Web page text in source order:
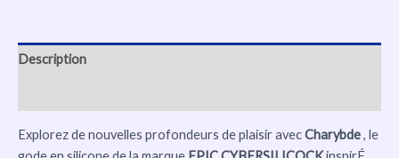
Description
Explorez de nouvelles profondeurs de plaisir avecCharybde, le